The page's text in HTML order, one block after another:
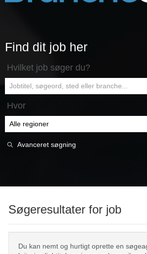
Find dit job her
Hvilket job søger du?
Hvor
Avanceret søgning
Søgeresultater for job
Du kan nemt og hurtigt oprette en